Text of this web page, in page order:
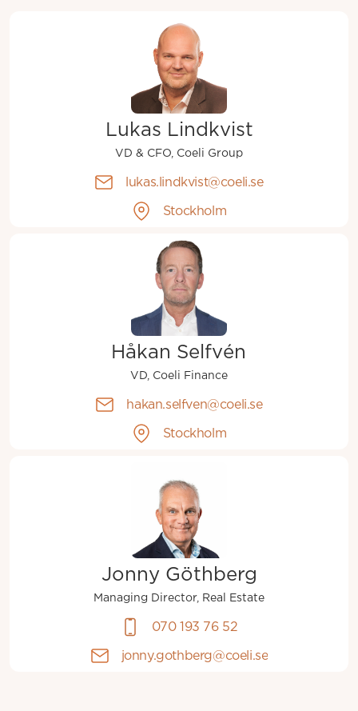
Lukas Lindkvist
VD & CFO, Coeli Group
lukas.lindkvist@coeli.se
Stockholm
Håkan Selfvén
VD, Coeli Finance
hakan.selfven@coeli.se
Stockholm
Jonny Göthberg
Managing Director, Real Estate
070 193 76 52
jonny.gothberg@coeli.se